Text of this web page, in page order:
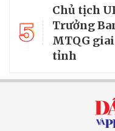
5
Chủ tịch
Trưởng
MTQG giai
tỉnh